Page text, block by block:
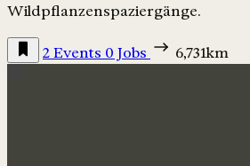
Wildpflanzenspaziergänge.
2 Events 0 Jobs 6,731km